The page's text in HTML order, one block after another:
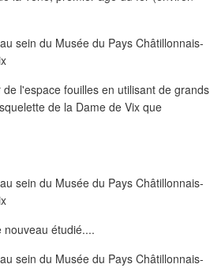
l'espace fouilles en utilisant de grands
de la Dame de Vix que
étudié....